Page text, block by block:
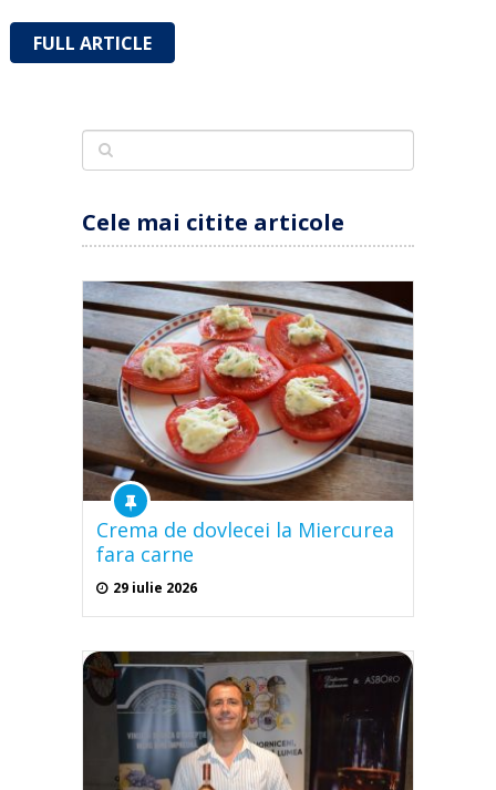
FULL ARTICLE
Cele mai citite articole
Crema de dovlecei la Miercurea
fara carne
29 iulie 2026